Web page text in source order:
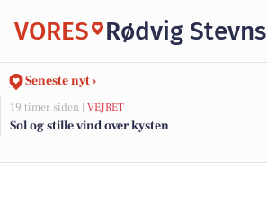
VORES Rødvig Stevns
Seneste nyt ›
19 timer siden | VEJRET
Sol og stille vind over kysten